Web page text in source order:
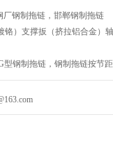
钢制拖链，邯郸钢制拖链
）支撑扳（挤拉铝合金）
钢制拖链，钢制拖链按节距
可按用户要求定做，弯曲半